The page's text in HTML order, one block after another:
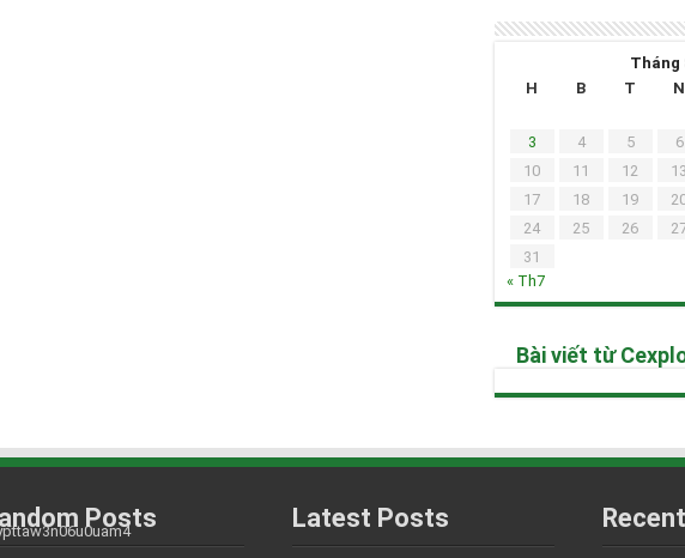
Tháng
H
B T N
3
4 5 6
10
11 12 13
17
18 19
24
25 26
31
« Th7
Bài viết từ
Posts Latest Posts